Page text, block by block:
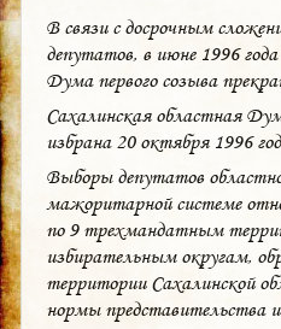
В связи с досрочным
депутатов, в июне 1996
Дума первого созыва
Сахалинская областная
избрана 20 октября 1996
Выборы депутатов
мажоритарной системе
по 9 трехмандатным
избирательным округам,
территории Сахалинской
нормы представительства